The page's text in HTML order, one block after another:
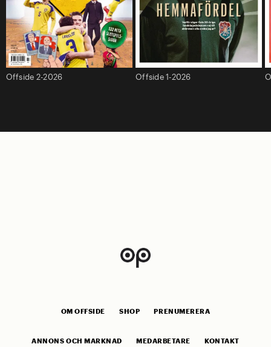
Offside 2-2026 Offside 1-2026
OM OFFSIDE SHOP PRENUMERERA
ANNONS OCH MARKNAD MEDARBETARE KONTAKT